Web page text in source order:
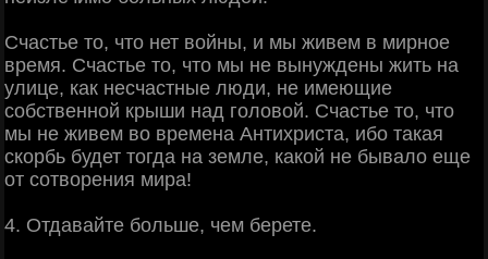
Счастье то, что нет войны, и мы живем в мирное
время. Счастье то, что мы не вынуждены жить на
улице, как несчастные люди, не имеющие
собственной крыши над головой. Счастье то, что
мы не живем во времена Антихриста, ибо такая
скорбь будет тогда на земле, какой не бывало еще
от сотворения мира!
4. Отдавайте больше, чем берете.